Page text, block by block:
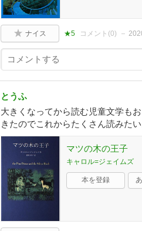
ナイス ★5 コメント(0)
とうふ
大きくなってから読む児童文学も
きたのでこれからたくさん読みたい
マツの木の王子
キャロル=ジェイムズ
本を登録